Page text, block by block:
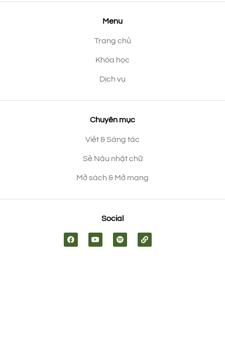
Menu
Trang chủ
Khóa học
Dịch vụ
Chuyên mục
Viết & Sáng tác
Sẻ Nâu nhặt chữ
Mở sách & Mở mang
Social